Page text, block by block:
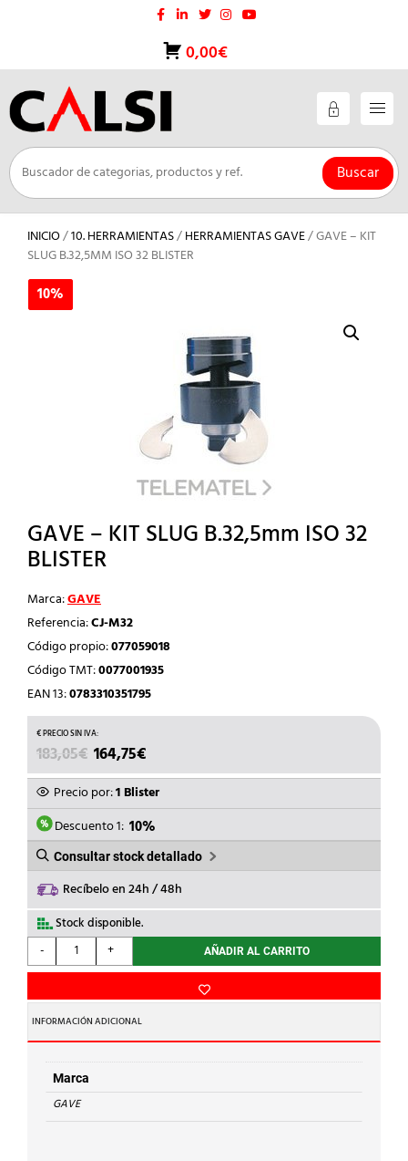
0,00€
Buscar
INICIO/10. HERRAMIENTAS/HERRAMIENTAS GAVE/ GAVE – KIT
SLUG B.32,5MM ISO 32 BLISTER
10%
GAVE – KIT SLUG B.32,5mm ISO 32
BLISTER
Marca:GAVE
Referencia:CJ-M32
Código propio:077059018
Código TMT:0077001935
EAN 13:0783310351795
183,05€ EL
PRECIO
ORIGINAL
ERA:
183,05€.
164,75€
PRECIO
ACTUAL
ES:
164,75€.
Precio por:1 Blister
Descuento 1: 10%
Consultar stock detallado
Recíbelo en 24h / 48h
Stock disponible.
-
GAVE
-
SLUG
B.32,5mm
ISO
32
BLISTER
cantidad
+ AÑADIR AL CARRITO
INFORMACIÓN ADICIONAL
Marca
GAVE
10%